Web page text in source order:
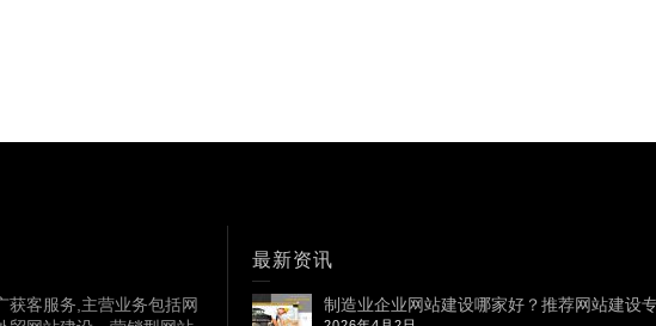
获客服务,主营业务包括网
最新资讯
制造业企业网站建设哪家好？推荐网站建设